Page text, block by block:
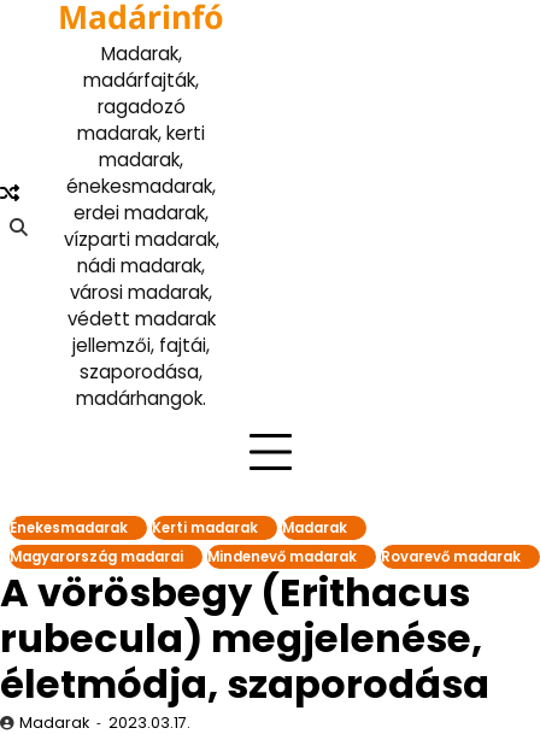
Madárinfó
Madarak,
madárfajták,
ragadozó
madarak, kerti
madarak,
énekesmadarak,
erdei madarak,
vízparti madarak,
nádi madarak,
városi madarak,
védett madarak
jellemzői, fajtái,
szaporodása,
madárhangok.
Énekesmadarak Kerti madarak
Madarak
Magyarország madarai
Mindenevő madarak Rovarevő madarak
A vörösbegy (Erithacus
rubecula) megjelenése,
életmódja, szaporodása
Madarak 2023.03.17.